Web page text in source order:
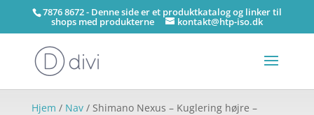
7876 8672 - Denne side er et produktkatalog og linker til
shops med produkterne kontakt@htp-iso.dk
Hjem / Nav/ Shimano Nexus – Kuglering højre –